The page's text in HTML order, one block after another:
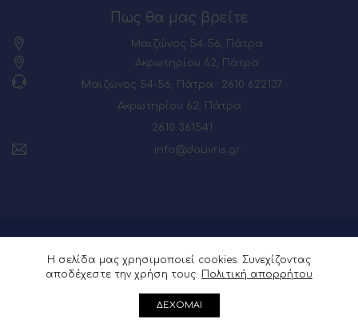
Πως θα μας βρείτε
Μαιζώνος 54-56, Πάτρα
Ακρωτηρίου 62, Πάτρα
Μαιζώνος 54-56, Πάτρα : 2610 622137
Ακρωτηρίου 62, Πάτρα :
2610 361541
info@douvris.gr
© 2026 Powered by
Η σελίδα μας χρησιμοποιεί cookies. Συνεχίζοντας
αποδέχεστε την χρήση τους. Πολιτική απορρήτου
ΔΕΧΟΜΑΙ